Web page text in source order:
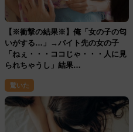
【※衝撃の結果※】俺「女の子の匂
いがする…」→バイト先の女の子
「ねぇ・・・ココじゃ・・・人に見
られちゃうし」結果…
驚いた